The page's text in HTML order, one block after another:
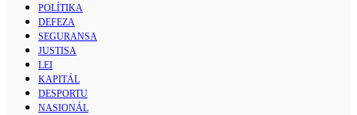
POLÍTIKA
DEFEZA
SEGURANSA
JUSTISA
LEI
KAPITÁL
DESPORTU
NASIONÁL